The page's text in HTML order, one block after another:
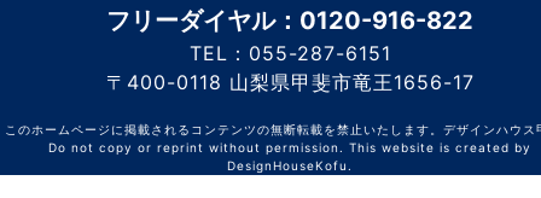
フリーダイヤル：0120-916-822
TEL：055-287-6151
〒400-0118 山梨県甲斐市竜王1656-17
このホームページに掲載されるコンテンツの無断転載を禁止いたします。デザインハウ
Do not copy or reprint without permission. This website is created by
DesignHouseKofu.